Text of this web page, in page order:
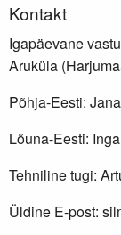
Kontakt
Igapäevane
Aruküla
Põhja-Eesti:
Lõuna-Eesti:
Tehniline tugi:
Üldine E-post: